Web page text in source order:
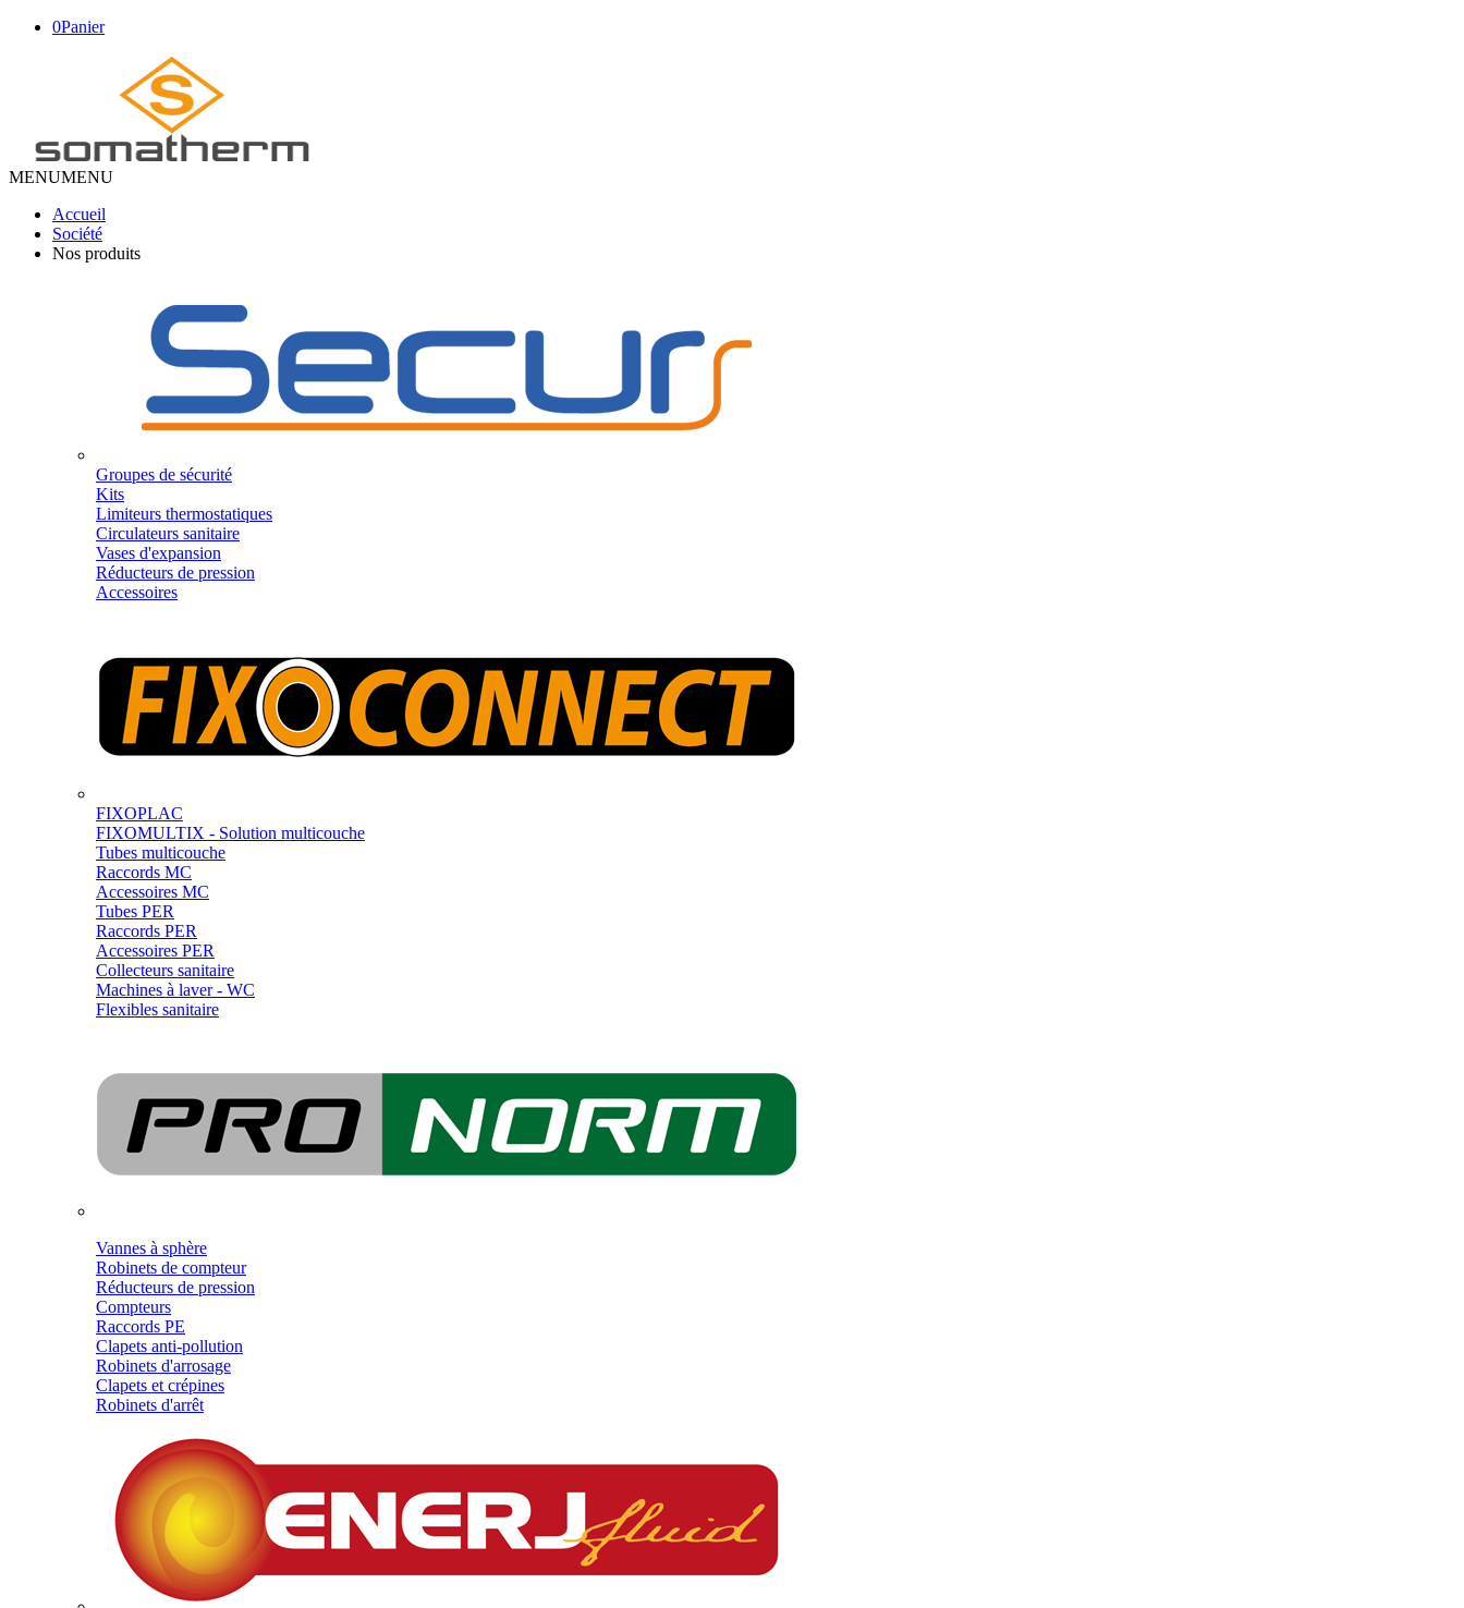
0Panier
MENUMENU
Accueil
Société
Nos produits
Groupes de sécurité
Kits
Limiteurs thermostatiques
Circulateurs sanitaire
Vases d'expansion
Réducteurs de pression
Accessoires
FIXOPLAC
FIXOMULTIX - Solution multicouche
Tubes multicouche
Raccords MC
Accessoires MC
Tubes PER
Raccords PER
Accessoires PER
Collecteurs sanitaire
Machines à laver - WC
Flexibles sanitaire
Vannes à sphère
Robinets de compteur
Réducteurs de pression
Compteurs
Raccords PE
Clapets anti-pollution
Robinets d'arrosage
Clapets et crépines
Robinets d'arrêt